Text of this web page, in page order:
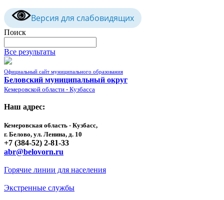
Версия для слабовидящих
Поиск
Все результаты
Официальный сайт муниципального образования
Беловский муниципальный округ
Кемеровской области - Кузбасса
Наш адрес:
Кемеровская область - Кузбасс,
г. Белово, ул. Ленина, д. 10
+7 (384-52) 2-81-33
abr@belovorn.ru
Горячие линии для населения
Экстренные службы